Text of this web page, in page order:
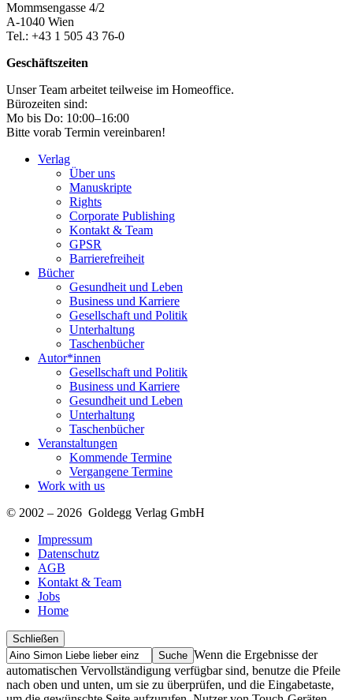
Mommsengasse 4/2
A-1040 Wien
Tel.: +43 1 505 43 76-0
Geschäftszeiten
Unser Team arbeitet teilweise im Homeoffice.
Bürozeiten sind:
Mo bis Do: 10:00–16:00
Bitte vorab Termin vereinbaren!
Verlag
Über uns
Manuskripte
Rights
Corporate Publishing
Kontakt & Team
GPSR
Barrierefreiheit
Bücher
Gesundheit und Leben
Business und Karriere
Gesellschaft und Politik
Unterhaltung
Taschenbücher
Autor*innen
Gesellschaft und Politik
Business und Karriere
Gesundheit und Leben
Unterhaltung
Taschenbücher
Veranstaltungen
Kommende Termine
Vergangene Termine
Work with us
© 2002 – 2026 Goldegg Verlag GmbH
Impressum
Datenschutz
AGB
Kontakt & Team
Jobs
Home
Schließen
Suche
Finde
…
Wenn die Ergebnisse der
automatischen Vervollständigung verfügbar sind, benutze die Pfeile
nach oben und unten, um sie zu überprüfen, und die Eingabetaste,